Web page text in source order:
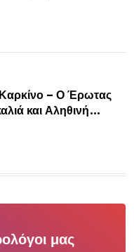
– Ο Έρωτας
και Αληθινή
μας